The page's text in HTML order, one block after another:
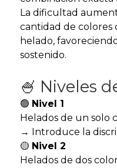
La dificultad
cantidad de colores
helado,
sostenido.
🍧 Niveles
🟢 Nivel 1
Helados de un solo
→ Introduce la
🟡 Nivel 2
Helados de dos